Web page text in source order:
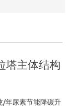
塔主体结构
尿素节能降碳升